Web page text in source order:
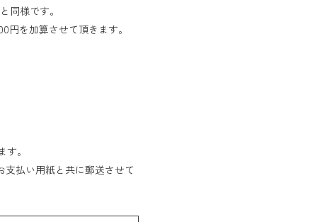
同様です。
を加算させて頂きます。
。
払い用紙と共に郵送させて